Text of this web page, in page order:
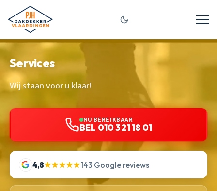
Services
Wij staan voor u klaar!
NU BEREIKBAAR
BEL 010 321 18 01
4,8★★★★★143 Google reviews